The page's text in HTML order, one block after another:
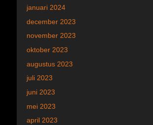
januari 2024
december 2023
november 2023
oktober 2023
augustus 2023
juli 2023
juni 2023
mei 2023
april 2023